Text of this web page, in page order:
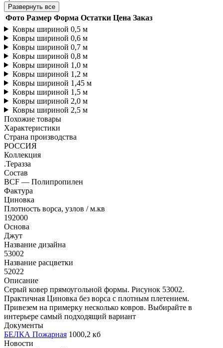
Развернуть все
Фото Размер Форма Остатки Цена Заказ
Ковры шириной 0,5 м
Ковры шириной 0,6 м
Ковры шириной 0,7 м
Ковры шириной 0,8 м
Ковры шириной 1,0 м
Ковры шириной 1,2 м
Ковры шириной 1,45 м
Ковры шириной 1,5 м
Ковры шириной 2,0 м
Ковры шириной 2,5 м
Похожие товары
Характеристики
Страна производства
РОССИЯ
Коллекция
.Теразза
Состав
BCF — Полипропилен
Фактура
Циновка
Плотность ворса, узлов / м.кв
192000
Основа
Джут
Название дизайна
53002
Название расцветки
52022
Описание
Серый ковер прямоугольной формы. Рисунок 53002.
Практичная Циновка без ворса с плотным плетением.
Привезем на примерку несколько ковров. Выбирайте в
интерьере самый подходящий вариант
Документы
БЕЛКА Пожарная 1000,2 кб
Новости